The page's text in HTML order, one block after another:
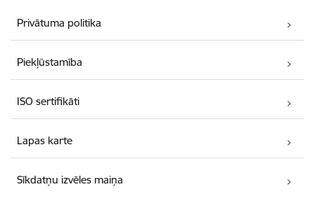
Privātuma politika
Piekļūstamība
ISO sertifikāti
Lapas karte
Sīkdatņu izvēles maiņa